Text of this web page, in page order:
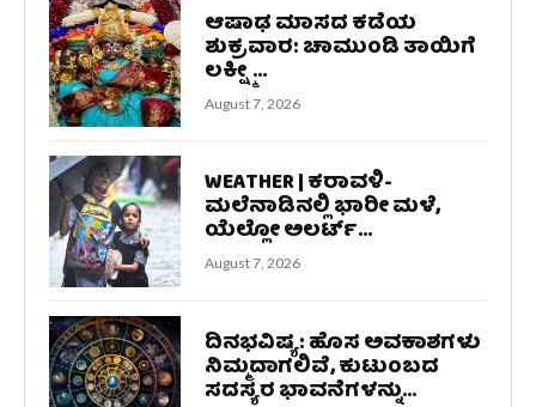
ಆಷಾಢ ಮಾಸದ ಕಡೆಯ
ಶುಕ್ರವಾರ: ಚಾಮುಂಡಿ ತಾಯಿಗೆ
ಲಕ್ಷ್ಮೀ...
August 7, 2026
WEATHER | ಕರಾವಳಿ-
ಮಲೆನಾಡಿನಲ್ಲಿ ಭಾರೀ ಮಳೆ,
ಯೆಲ್ಲೋ ಅಲರ್ಟ್‌...
August 7, 2026
ದಿನಭವಿಷ್ಯ: ಹೊಸ ಅವಕಾಶಗಳು
ನಿಮ್ಮದಾಗಲಿವೆ, ಕುಟುಂಬದ
ಸದಸ್ಯರ ಭಾವನೆಗಳನ್ನು...